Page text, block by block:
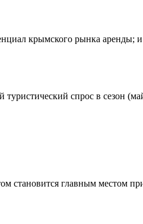
крымского рынка аренды;
спрос в сезон
становится главным местом